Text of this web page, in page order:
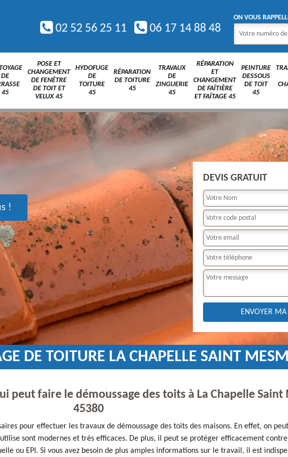
02 52 56 25 11 06 17 14 88 48
ON VOUS
DE
45
POSE ET
CHANGEMENT
DE FENÊTRE
DE TOIT ET
VELUX 45
HYDOFUGE
DE
TOITURE
45
RÉPARATION
DE TOITURE
45
TRAVAUX
DE
ZINGUERIE
45
RÉPARATION
ET
CHANGEMENT
DE FAÎTIÈRE
ET FAÎTAGE 45
PEINTURE
DESSOUS
DE TOIT
45
!
DEVIS GRATUIT
DE TOITURE LA CHAPELLE SAINT
peut faire le démoussage des toits à La Chapelle Saint
45380
pour effectuer les travaux de démoussage des toits des maisons. En effet, on
sont modernes et très efficaces. De plus, il peut se protéger efficacement contre
ou EPI. Si vous avez besoin de plus amples informations sur le travail, il est